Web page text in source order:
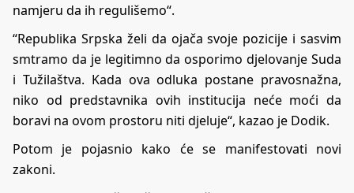
namjeru da ih regulišemo“.
“Republika Srpska želi da ojača svoje pozicije i sasvim
smtramo da je legitimno da osporimo djelovanje Suda
i Tužilaštva. Kada ova odluka postane pravosnažna,
niko od predstavnika ovih institucija neće moći da
boravi na ovom prostoru niti djeluje“, kazao je Dodik.
Potom je pojasnio kako će se manifestovati novi
zakoni.